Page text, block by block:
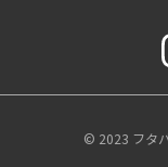
© 2023 フタ